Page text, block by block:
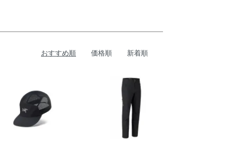
おすすめ順 価格順 新着順